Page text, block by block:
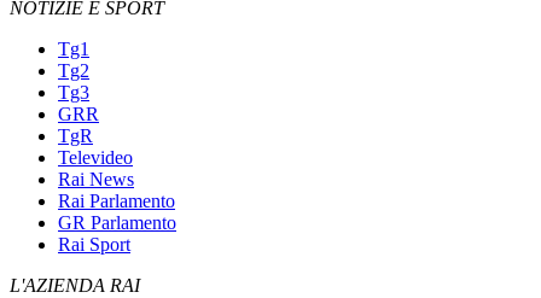
NOTIZIE E SPORT
Tg1
Tg2
Tg3
GRR
TgR
Televideo
Rai News
Rai Parlamento
GR Parlamento
Rai Sport
L'AZIENDA RAI